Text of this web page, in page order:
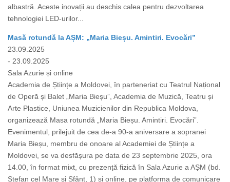
albastră. Aceste inovații au deschis calea pentru dezvoltarea
tehnologiei LED-urilor...
Masă rotundă la AȘM: „Maria Bieșu. Amintiri. Evocări”
23.09.2025
- 23.09.2025
Sala Azurie și online
Academia de Științe a Moldovei, în parteneriat cu Teatrul Național
de Operă și Balet „Maria Bieșu”, Academia de Muzică, Teatru și
Arte Plastice, Uniunea Muzicienilor din Republica Moldova,
organizează Masa rotundă „Maria Bieșu. Amintiri. Evocări”.
Evenimentul, prilejuit de cea de-a 90-a aniversare a sopranei
Maria Bieșu, membru de onoare al Academiei de Științe a
Moldovei, se va desfășura pe data de 23 septembrie 2025, ora
14.00, în format mixt, cu prezență fizică în Sala Azurie a AȘM (bd.
Ștefan cel Mare și Sfânt, 1) și online, pe platforma de comunicare